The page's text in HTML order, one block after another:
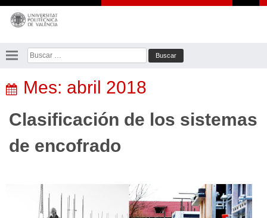
Saltar
contenido
Buscar:
Mes: abril 2018
Clasificación de los sistemas
de encofrado